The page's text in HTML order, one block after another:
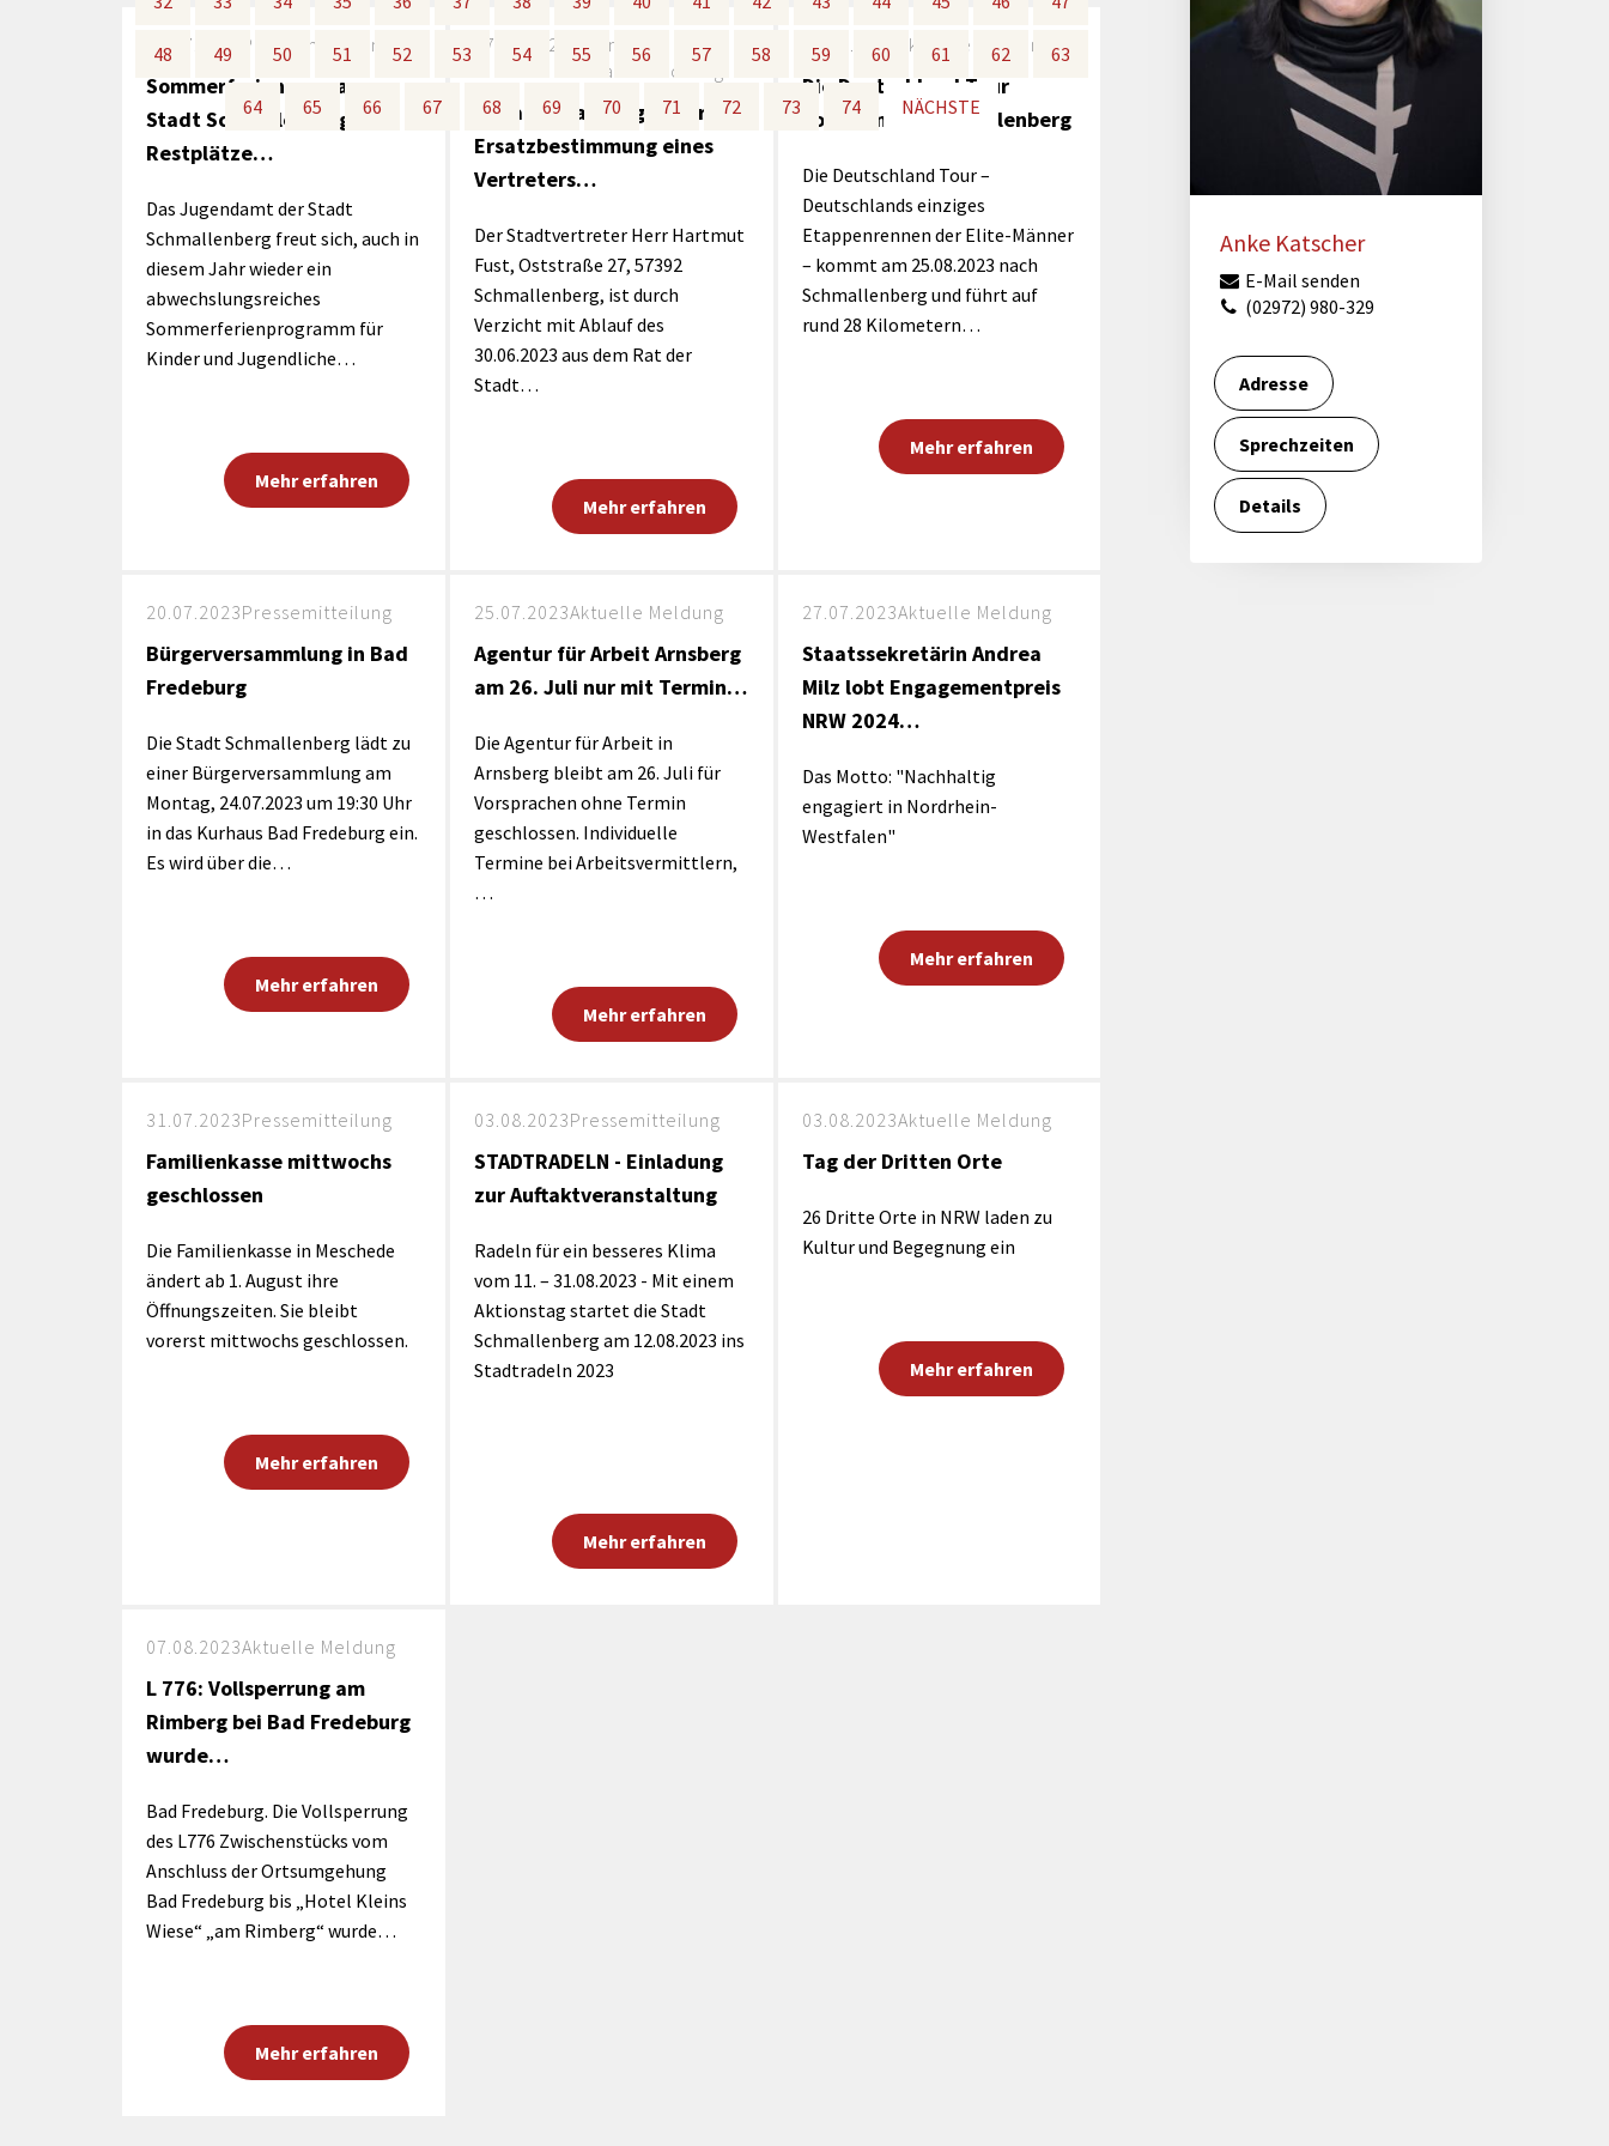
Dienstleistungen
Kontaktpersonen
Steuern &
Ausschreibungen
Jugend gestaltet
Schmallenberg
Kinderschutz
Maßnahmen zur
Barrierefreiheit
Unterstützung
Brand-, Katastrophen-
Bevölkerungsschutz
Förderungen von Bund und Land
Wald & Forst
48 49 50 51 52 53 54 55 56 57 58 59 60 61 62 63
64 65 66 67 68 69 70 71 72 73 74 NÄCHSTE
07.07.2023 Pressemitteilung
Sommerferienprogramm
Stadt Schmallenberg -
Restplätze…
Das Jugendamt der Stadt
Schmallenberg freut sich, auch in
diesem Jahr wieder ein
abwechslungsreiches
Sommerferienprogramm für
Kinder und Jugendliche…
Mehr erfahren
07.07.2023
Öffentliche
Bekanntmachung
Bekanntmachung - über die
Ersatzbestimmung eines
Vertreters…
Der Stadtvertreter Herr Hartmut
Fust, Oststraße 27, 57392
Schmallenberg, ist durch
Verzicht mit Ablauf des
30.06.2023 aus dem Rat der
Stadt…
Mehr erfahren
10.07.2023 Aktuelle Meldung
Die Deutschland Tour
kommt nach Schmallenberg
Die Deutschland Tour –
Deutschlands einziges
Etappenrennen der Elite-Männer
– kommt am 25.08.2023 nach
Schmallenberg und führt auf
rund 28 Kilometern…
Mehr erfahren
20.07.2023Pressemitteilung
Bürgerversammlung in Bad
Fredeburg
Die Stadt Schmallenberg lädt zu
einer Bürgerversammlung am
Montag, 24.07.2023 um 19:30 Uhr
in das Kurhaus Bad Fredeburg ein.
Es wird über die…
Mehr erfahren
25.07.2023Aktuelle Meldung
Agentur für Arbeit Arnsberg
am 26. Juli nur mit Termin…
Die Agentur für Arbeit in
Arnsberg bleibt am 26. Juli für
Vorsprachen ohne Termin
geschlossen. Individuelle
Termine bei Arbeitsvermittlern,
…
Mehr erfahren
27.07.2023Aktuelle Meldung
Staatssekretärin Andrea
Milz lobt Engagementpreis
NRW 2024…
Das Motto: "Nachhaltig
engagiert in Nordrhein-
Westfalen"
Mehr erfahren
31.07.2023Pressemitteilung
Familienkasse mittwochs
geschlossen
Die Familienkasse in Meschede
ändert ab 1. August ihre
Öffnungszeiten. Sie bleibt
vorerst mittwochs geschlossen.
Mehr erfahren
03.08.2023Pressemitteilung
STADTRADELN - Einladung
zur Auftaktveranstaltung
Radeln für ein besseres Klima
vom 11. – 31.08.2023 - Mit einem
Aktionstag startet die Stadt
Schmallenberg am 12.08.2023 ins
Stadtradeln 2023
Mehr erfahren
03.08.2023Aktuelle Meldung
Tag der Dritten Orte
26 Dritte Orte in NRW laden zu
Kultur und Begegnung ein
Mehr erfahren
07.08.2023Aktuelle Meldung
L 776: Vollsperrung am
Rimberg bei Bad Fredeburg
wurde…
Bad Fredeburg. Die Vollsperrung
des L776 Zwischenstücks vom
Anschluss der Ortsumgehung
Bad Fredeburg bis „Hotel Kleins
Wiese“ „am Rimberg“ wurde…
Mehr erfahren
48 49 50 51 52 53 54 55 56 57 58 59 60 61 62 63
64 65 66 67 68 69 70 71 72 73 74 NÄCHSTE
Anke Katscher
E-Mail senden
(02972) 980-329
Adresse
Sprechzeiten
Details